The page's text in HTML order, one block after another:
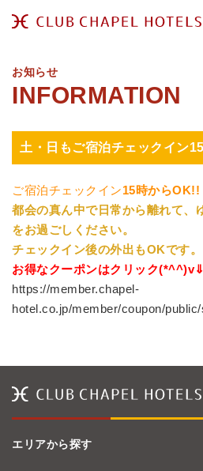
お知らせ
土・日もご宿泊チェックイン
ご宿泊チェックイン15時からOK!!
都会の真ん中で日常から離れて、
をお過ごしください。
チェックイン後の外出もOKです。
お得なクーポンはクリック
https://member.chapel-
hotel.co.jp/member/coupon/
エリアから探す